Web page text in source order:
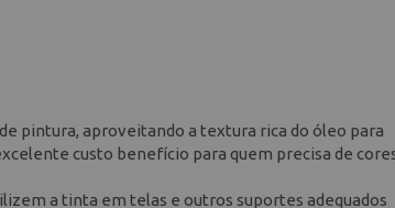
pintura, aproveitando a textura rica do óleo para
custo benefício para quem precisa de
a tinta em telas e outros suportes adequados